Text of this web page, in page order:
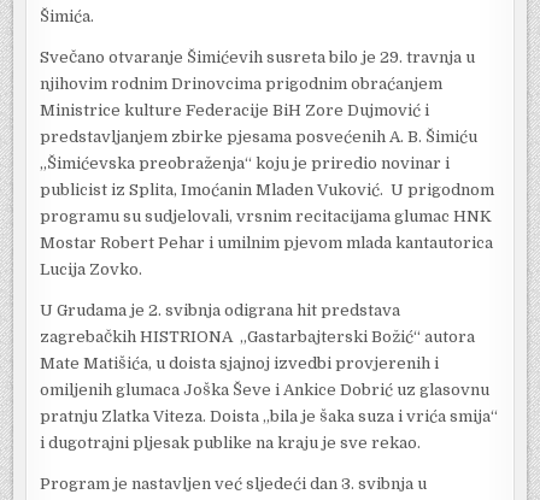
Šimića.
Svečano otvaranje Šimićevih susreta bilo je 29. travnja u
njihovim rodnim Drinovcima prigodnim obraćanjem
Ministrice kulture Federacije BiH Zore Dujmović i
predstavljanjem zbirke pjesama posvećenih A. B. Šimiću
„Šimićevska preobraženja“ koju je priredio novinar i
publicist iz Splita, Imoćanin Mladen Vuković. U prigodnom
programu su sudjelovali, vrsnim recitacijama glumac HNK
Mostar Robert Pehar i umilnim pjevom mlada kantautorica
Lucija Zovko.
U Grudama je 2. svibnja odigrana hit predstava
zagrebačkih HISTRIONA „Gastarbajterski Božić“ autora
Mate Matišića, u doista sjajnoj izvedbi provjerenih i
omiljenih glumaca Joška Ševe i Ankice Dobrić uz glasovnu
pratnju Zlatka Viteza. Doista „bila je šaka suza i vrića smija“
i dugotrajni pljesak publike na kraju je sve rekao.
Program je nastavljen već sljedeći dan 3. svibnja u